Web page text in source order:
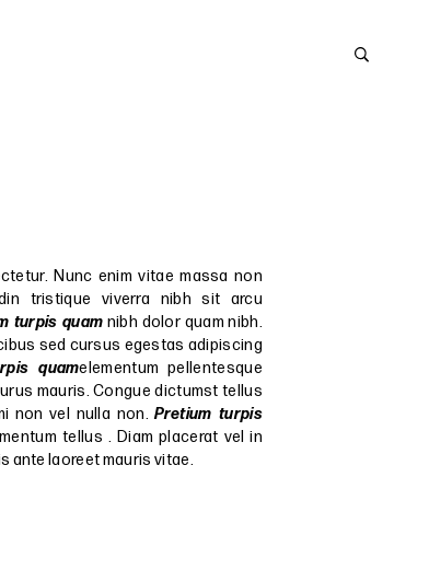
Nunc enim vitae massa non
tristique viverra nibh sit arcu
turpis quam nibh dolor quam nibh.
sed cursus egestas adipiscing
quamelementum pellentesque
mauris. Congue dictumst tellus
non vel nulla non.Pretium turpis
tellus . Diam placerat vel in
ante laoreet mauris vitae.